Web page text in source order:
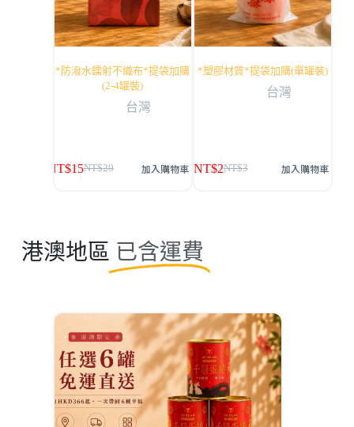
*防潑水鐳射不織布*提袋加購
(2-4罐裝)
台灣
NT$20
NT$15 加入購物車
*塑膠材質*提袋加購(單罐裝)
台灣
NT$3
NT$2 加入購物車
港澳地區 已含運費